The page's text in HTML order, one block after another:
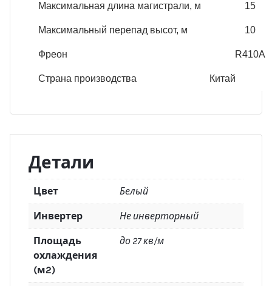
Максимальная длина магистрали, м 15
Максимальный перепад высот, м 10
Фреон R410A
Страна производства Китай
Детали
Цвет Белый
Инвертер Не инверторный
Площадь
охлаждения
(м2)
до 27 кв/м